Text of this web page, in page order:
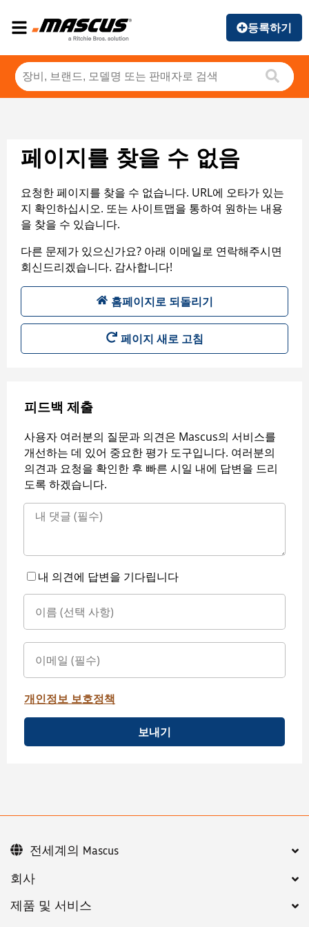
등록하기
페이지를 찾을 수 없음
요청한 페이지를 찾을 수 없습니다. URL에 오타가 있는
지 확인하십시오. 또는 사이트맵을 통하여 원하는 내용
을 찾을 수 있습니다.
다른 문제가 있으신가요? 아래 이메일로 연락해주시면
회신드리겠습니다. 감사합니다!
홈페이지로 되돌리기
페이지 새로 고침
피드백 제출
사용자 여러분의 질문과 의견은 Mascus의 서비스를
개선하는 데 있어 중요한 평가 도구입니다. 여러분의
의견과 요청을 확인한 후 빠른 시일 내에 답변을 드리
도록 하겠습니다.
내 의견에 답변을 기다립니다
개인정보 보호정책
보내기
회사
제품 및 서비스
전세계의 Mascus